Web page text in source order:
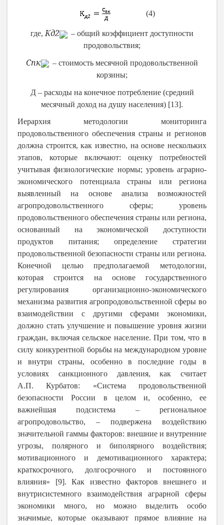
(4)
где, Кд2
– общий коэффициент доступности
продовольствия;
Спк
– стоимость месячной продовольственной
корзины;
Д – расходы на конечное потребление (средний
месячный доход на душу населения) [13].
Иерархия методологии мониторинга
продовольственного обеспечения страны и регионов
должна строится, как известно, на основе нескольких
этапов, которые включают: оценку потребностей
учитывая физиологические нормы; уровень аграрно-
экономического потенциала страны или региона
выявленный на основе анализа возможностей
агропродовольственного сферы; уровень
продовольственного обеспечения страны или региона,
основанный на экономической доступности
продуктов питания; определение стратегии
продовольственной безопасности страны или региона.
Конечной целью предполагаемой методологии,
которая строится на основе государственного
регулирования организационно-экономического
механизма развития агропродовольственной сферы во
взаимодействии с другими сферами экономики,
должно стать улучшение и повышение уровня жизни
граждан, включая сельское население. При том, что в
силу конкурентной борьбы на международном уровне
и внутри страны, особенно в последние годы в
условиях санкционного давления, как считает
А.П. Курбатов: «Система продовольственной
безопасности России в целом и, особенно, ее
важнейшая подсистема – региональное
агропродовольство, – подвержена воздействию
значительной гаммы факторов: внешние и внутренние
угрозы, полярного и биполярного воздействия;
мотивационного и демотивационного характера;
краткосрочного, долгосрочного и постоянного
влияния» [9]. Как известно факторов внешнего и
внутрисистемного взаимодействия аграрной сферы
экономики много, но можно выделить особо
значимые, которые оказывают прямое влияние на